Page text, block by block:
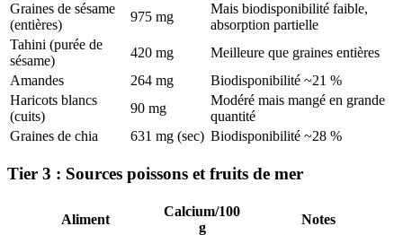
Graines de sésame
(entières)
975 mg
Mais biodisponibilité faible,
absorption partielle
Tahini (purée de
sésame)
420 mg
Meilleure que graines entières
Amandes
264 mg
Biodisponibilité ~21 %
Haricots blancs
(cuits)
90 mg
Modéré mais mangé en grande
quantité
Graines de chia
631 mg (sec) Biodisponibilité ~28 %
Tier 3 : Sources poissons et fruits de mer
Aliment
Calcium/100
g
Notes